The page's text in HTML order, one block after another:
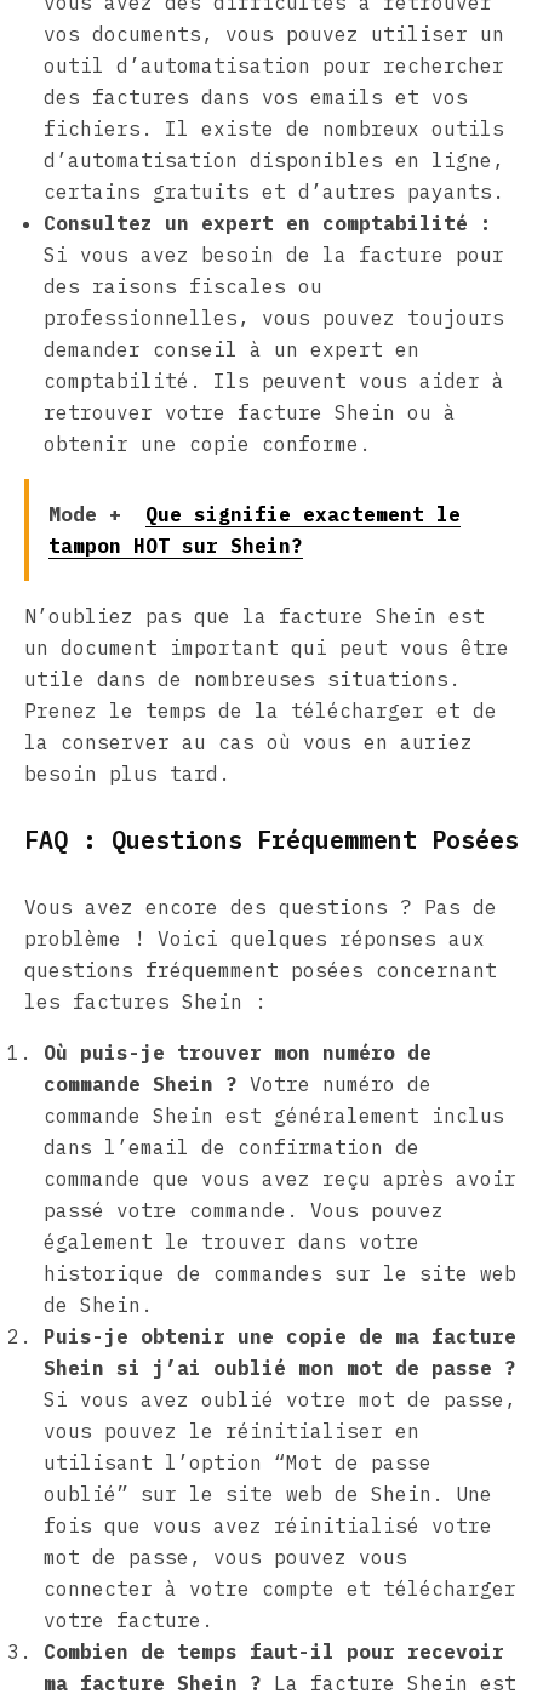
vos documents, vous pouvez utiliser un
outil d’automatisation pour rechercher
des factures dans vos emails et vos
fichiers. Il existe de nombreux outils
d’automatisation disponibles en ligne,
certains gratuits et d’autres payants.
Consultez un expert en comptabilité :
Si vous avez besoin de la facture pour
des raisons fiscales ou
professionnelles, vous pouvez toujours
demander conseil à un expert en
comptabilité. Ils peuvent vous aider à
retrouver votre facture Shein ou à
obtenir une copie conforme.
Mode +
Que signifie exactement le
tampon HOT sur Shein?
N’oubliez pas que la facture Shein est
un document important qui peut vous être
utile dans de nombreuses situations.
Prenez le temps de la télécharger et de
la conserver au cas où vous en auriez
besoin plus tard.
FAQ : Questions Fréquemment Posées
Vous avez encore des questions ? Pas de
problème ! Voici quelques réponses aux
questions fréquemment posées concernant
les factures Shein :
Où puis-je trouver mon numéro de
commande Shein ? Votre numéro de
commande Shein est généralement inclus
dans l’email de confirmation de
commande que vous avez reçu après avoir
passé votre commande. Vous pouvez
également le trouver dans votre
historique de commandes sur le site web
de Shein.
Puis-je obtenir une copie de ma facture
Shein si j’ai oublié mon mot de passe ?
Si vous avez oublié votre mot de passe,
vous pouvez le réinitialiser en
utilisant l’option “Mot de passe
oublié” sur le site web de Shein. Une
fois que vous avez réinitialisé votre
mot de passe, vous pouvez vous
connecter à votre compte et télécharger
votre facture.
Combien de temps faut-il pour recevoir
ma facture Shein ? La facture Shein est